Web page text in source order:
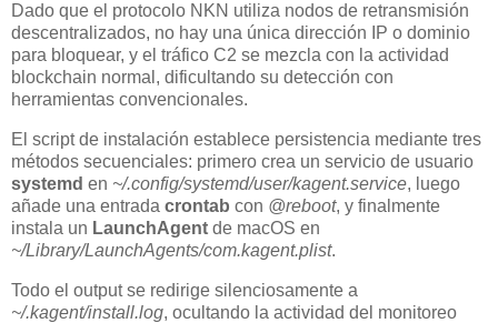
Dado que el protocolo NKN utiliza nodos de retransmisión
descentralizados, no hay una única dirección IP o dominio
para bloquear, y el tráfico C2 se mezcla con la actividad
blockchain normal, dificultando su detección con
herramientas convencionales.
El script de instalación establece persistencia mediante tres
métodos secuenciales: primero crea un servicio de usuario
systemd en ~/.config/systemd/user/kagent.service, luego
añade una entrada crontab con @reboot, y finalmente
instala un LaunchAgent de macOS en
~/Library/LaunchAgents/com.kagent.plist.
Todo el output se redirige silenciosamente a
~/.kagent/install.log, ocultando la actividad del monitoreo